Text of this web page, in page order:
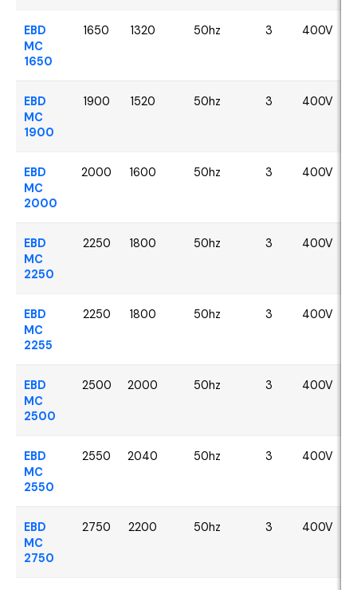
EBD
MC
1650
1650 1320 50hz 3 400V
EBD
MC
1900
1900 1520 50hz 3 400V
EBD
MC
2000
2000 1600 50hz 3 400V
EBD
MC
2250
2250 1800 50hz 3 400V
EBD
MC
2255
2250 1800 50hz 3 400V
EBD
MC
2500
2500 2000 50hz 3 400V
EBD
MC
2550
2550 2040 50hz 3 400V
EBD
MC
2750
2750 2200 50hz 3 400V